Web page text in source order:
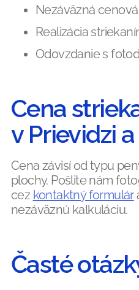
Nezáväzná
Realizácia
Odovzdanie s
Cena
v Prievidzi
Cena závisí od typu
plochy. Pošlite nám
cez kontaktný formulár
nezáväznú kalkuláciu.
Časté